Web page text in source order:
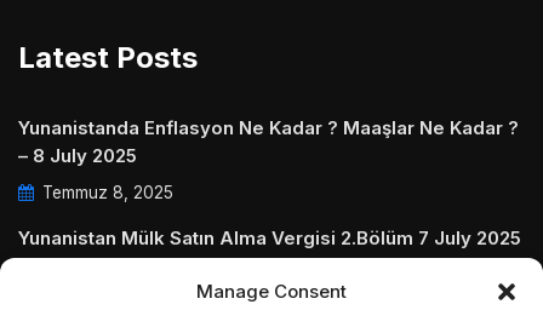
Manage Consent
Latest Posts
Yunanistanda Enflasyon Ne Kadar ? Maaşlar Ne Kadar ?
– 8 July 2025
Temmuz 8, 2025
Yunanistan Mülk Satın Alma Vergisi 2.Bölüm 7 July 2025